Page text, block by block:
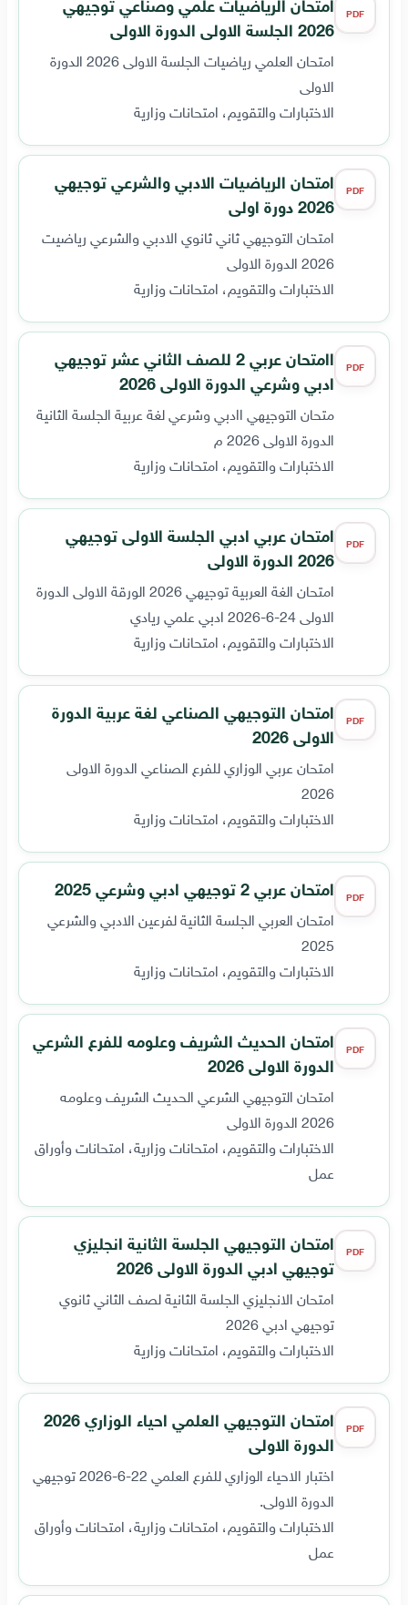
PDF
2026 الجلسة الاولى الدورة الاولى
امتحان العلمي رياضيات الجلسة الاولى 2026 الدورة
الاولى
الاختبارات والتقويم، امتحانات وزارية
PDF
امتحان الرياضيات الادبي والشرعي توجيهي
2026 دورة اولى
امتحان التوجيهي ثاني ثانوي الادبي والشرعي رياضيت
2026 الدورة الاولى
الاختبارات والتقويم، امتحانات وزارية
PDF
اامتحان عربي 2 للصف الثاني عشر توجيهي
ادبي وشرعي الدورة الاولى 2026
متحان التوجيهي اادبي وشرعي لغة عربية الجلسة الثانية
الدورة الاولى 2026 م
الاختبارات والتقويم، امتحانات وزارية
PDF
امتحان عربي ادبي الجلسة الاولى توجيهي
2026 الدورة الاولى
امتحان الغة العربية توجيهي 2026 الورقة الاولى الدورة
الاولى 24-6-2026 ادبي علمي ريادي
الاختبارات والتقويم، امتحانات وزارية
PDF
امتحان التوجيهي الصناعي لغة عربية الدورة
الاولى 2026
امتحان عربي الوزاري للفرع الصناعي الدورة الاولى
2026
الاختبارات والتقويم، امتحانات وزارية
PDF امتحان عربي 2 توجيهي ادبي وشرعي 2025
امتحان العربي الجلسة الثانية لفرعين الادبي والشرعي
2025
الاختبارات والتقويم، امتحانات وزارية
PDF
امتحان الحديث الشريف وعلومه للفرع الشرعي
الدورة الاولى 2026
امتحان التوجيهي الشرعي الحديث الشريف وعلومه
2026 الدورة الاولى
الاختبارات والتقويم، امتحانات وزارية، امتحانات وأوراق
عمل
PDF
امتحان التوجيهي الجلسة الثانية انجليزي
توجيهي ادبي الدورة الاولى 2026
امتحان الانجليزي الجلسة الثانية لصف الثاني ثانوي
توجيهي ادبي 2026
الاختبارات والتقويم، امتحانات وزارية
PDF
امتحان التوجيهي العلمي احياء الوزاري 2026
الدورة الاولى
اختبار الاحياء الوزاري للفرع العلمي 22-6-2026 توجيهي
الدورة الاولى.
الاختبارات والتقويم، امتحانات وزارية، امتحانات وأوراق
عمل